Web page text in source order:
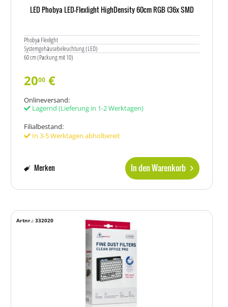
LED Phobya LED-Flexlight HighDensity 60cm RGB (36x SMD
Phobya Flexlight
Systemgehäusebeleuchtung (LED)
60 cm (Packung mit 10)
2000 €
Onlineversand:
Lagernd (Lieferung in 1-2 Werktagen)
Filialbestand:
In 3-5 Werktagen abholbereit
In den Warenkorb
Merken
Artnr.: 332020